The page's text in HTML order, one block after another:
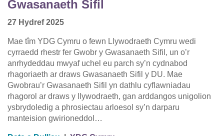
Gwasanaeth Sifil
27 Hydref 2025
Mae tîm YDG Cymru o fewn Llywodraeth Cymru wedi
cyrraedd rhestr fer Gwobr y Gwasanaeth Sifil, un o’r
anrhydeddau mwyaf uchel eu parch sy’n cydnabod
rhagoriaeth ar draws Gwasanaeth Sifil y DU. Mae
Gwobrau’r Gwasanaeth Sifil yn dathlu cyflawniadau
rhagorol ar draws y llywodraeth, gan arddangos unigolion
ysbrydoledig a phrosiectau arloesol sy’n darparu
manteision gwirioneddol…